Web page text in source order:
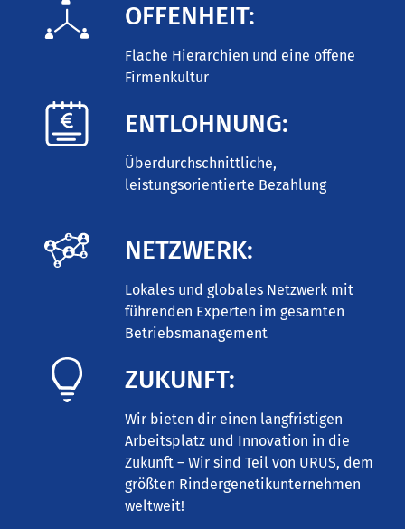
OFFENHEIT:
Flache Hierarchien und eine offene
Firmenkultur
ENTLOHNUNG:
Überdurchschnittliche,
leistungsorientierte Bezahlung
NETZWERK:
Lokales und globales Netzwerk mit
führenden Experten im gesamten
Betriebsmanagement
ZUKUNFT:
Wir bieten dir einen langfristigen
Arbeitsplatz und Innovation in die
Zukunft – Wir sind Teil von URUS, dem
größten Rindergenetikunternehmen
weltweit!